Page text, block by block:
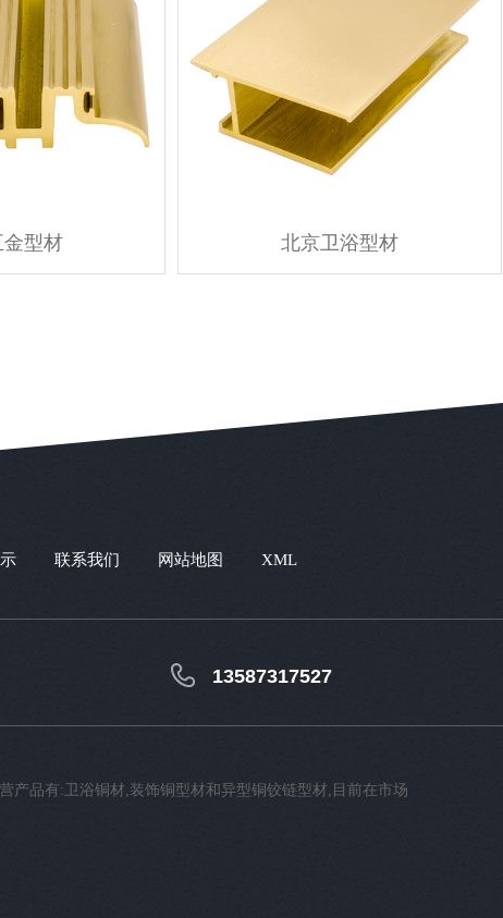
型材 北京卫浴型材
联系我们 网站地图 XML
13587317527
产品有:卫浴铜材,装饰铜型材和异型铜铰链型材,目前在市场